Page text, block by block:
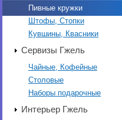
Пивные кружки
Штофы, Стопки
Кувшины, Квасники
Сервизы Гжель
Чайные, Кофейные
Столовые
Наборы подарочные
Интерьер Гжель